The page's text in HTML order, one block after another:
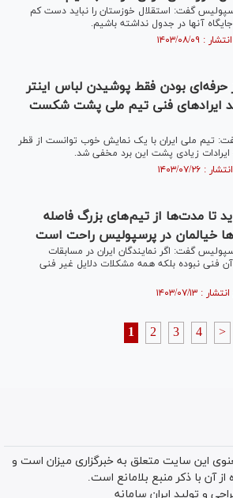
گفت: استقلال خوزستان را نباید دست کم
آنها در جدول نداشته باشیم.
حرفه‌ای بودن فقط پوشیدن لباس اینتر
ایرادهای فنی تیم ملی پشت شکست
تیم ملی ایران با یک نمایش خوب توانست از قطر
ایرادات زیادی پشت این برد مخفی شد.
تا مدت‌ها از تیم‌های بزرگ فاصله
خیالمان در پرسپولیس راحت است
گفت: اگر نمایندگان ایران در مسابقات
فنی نبوده بلکه همه مشکلات دلایل غیر فنی
1 2 3 4 >
این سایت متعلق به خبرگزاری میزان است و
از آن با ذکر منبع بلامانع است.
و تولید ایران سامانه